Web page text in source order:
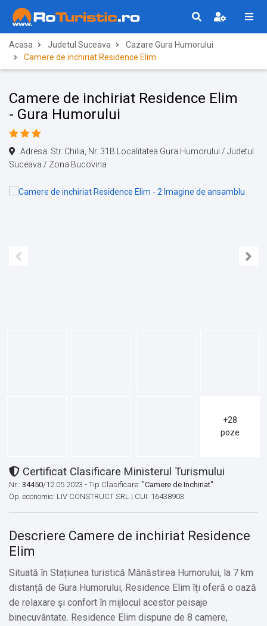
Acasa Judetul Suceava
Cazare Gura Humorului
Camere de inchiriat Residence Elim
Camere de inchiriat Residence Elim
- Gura Humorului
Adresa: Str. Chilia, Nr. 31B Localitatea Gura Humorului / Judetul
Suceava / Zona Bucovina
+28
poze
Certificat Clasificare Ministerul Turismului
Nr.: 34450/12.05.2023 - Tip Clasificare: "Camere de Inchiriat"
Op. economic: LIV CONSTRUCT SRL | CUI: 16438903
Descriere Camere de inchiriat Residence
Elim
Situată în Stațiunea turistică Mănăstirea Humorului, la 7 km
distanță de Gura Humorului, Residence Elim îți oferă o oază
de relaxare și confort în mijlocul acestor peisaje
binecuvântate. Residence Elim dispune de 8 camere,